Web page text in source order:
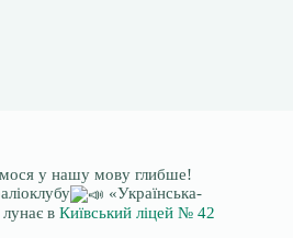
у нашу мову глибше!
«Українська-
лунає в Київський ліцей № 42